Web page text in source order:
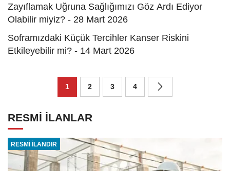
Zayıflamak Uğruna Sağlığımızı Göz Ardı Ediyor
Olabilir miyiz? - 28 Mart 2026
Soframızdaki Küçük Tercihler Kanser Riskini
Etkileyebilir mi? - 14 Mart 2026
1 2 3 4
RESMİ İLANLAR
RESMİ İLANDIR